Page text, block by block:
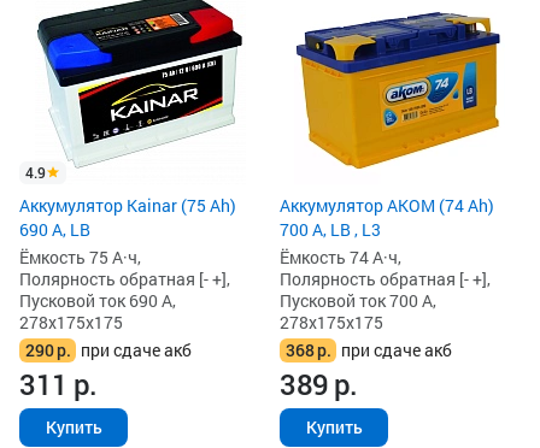
4.9
Аккумулятор Kainar (75 Ah)
690 А, LB
Ёмкость 75 А·ч,
Полярность обратная [- +],
Пусковой ток 690 А,
278x175x175
290р. при сдаче акб
311 р.
Купить
Аккумулятор AKOM (74 Ah)
700 А, LB , L3
Ёмкость 74 А·ч,
Полярность обратная [- +],
Пусковой ток 700 А,
278x175x175
368р. при сдаче акб
389р.
Купить